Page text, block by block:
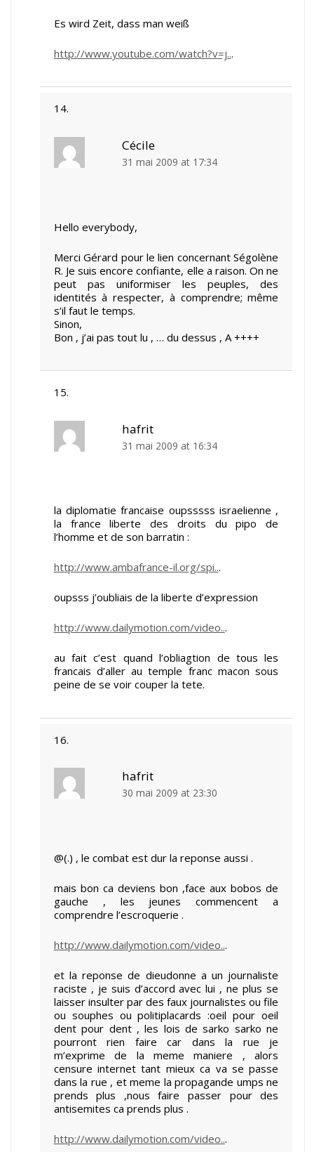
Es wird Zeit, dass man weiß
http://www.youtube.com/watch?v=j...
Cécile
31 mai 2009 at 17:34
Hello everybody,
Merci Gérard pour le lien concernant Ségolène
R. Je suis encore confiante, elle a raison. On ne
peut pas uniformiser les peuples, des
identités à respecter, à comprendre; même
s’il faut le temps.
Sinon,
Bon , j’ai pas tout lu , … du dessus , A ++++
hafrit
31 mai 2009 at 16:34
la diplomatie francaise oupsssss israelienne ,
la france liberte des droits du pipo de
l’homme et de son barratin :
http://www.ambafrance-il.org/spi...
oupsss j’oubliais de la liberte d’expression
http://www.dailymotion.com/video...
au fait c’est quand l’obliagtion de tous les
francais d’aller au temple franc macon sous
peine de se voir couper la tete.
hafrit
30 mai 2009 at 23:30
@(.) , le combat est dur la reponse aussi .
mais bon ca deviens bon ,face aux bobos de
gauche , les jeunes commencent a
comprendre l’escroquerie .
http://www.dailymotion.com/video...
et la reponse de dieudonne a un journaliste
raciste , je suis d’accord avec lui , ne plus se
laisser insulter par des faux journalistes ou file
ou souphes ou politiplacards :oeil pour oeil
dent pour dent , les lois de sarko sarko ne
pourront rien faire car dans la rue je
m’exprime de la meme maniere , alors
censure internet tant mieux ca va se passe
dans la rue , et meme la propagande umps ne
prends plus ,nous faire passer pour des
antisemites ca prends plus .
http://www.dailymotion.com/video...